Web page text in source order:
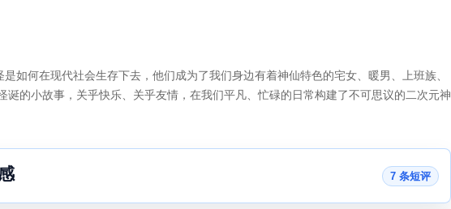
是如何在现代社会生存下去，他们成为了我们身边有着神仙特色的宅女、暖男、上班族、
诞的小故事，关乎快乐、关乎友情，在我们平凡、忙碌的日常构建了不可思议的二次元神
7 条短评